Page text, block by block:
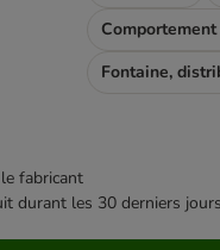
fabricant
durant les 30 derniers jours